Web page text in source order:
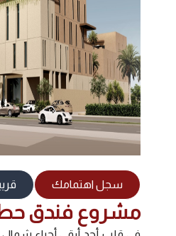
مشروع فندق
سجل اهتمامك